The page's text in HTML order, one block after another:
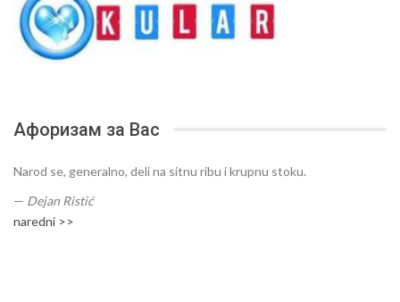
Афоризам за Вас
Narod se, generalno, deli na sitnu ribu i krupnu stoku.
— Dejan Ristić
naredni >>